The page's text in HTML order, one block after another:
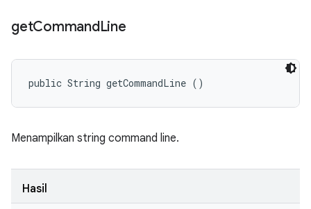
getCommandLine
public String getCommandLine ()
Menampilkan string command line.
Hasil